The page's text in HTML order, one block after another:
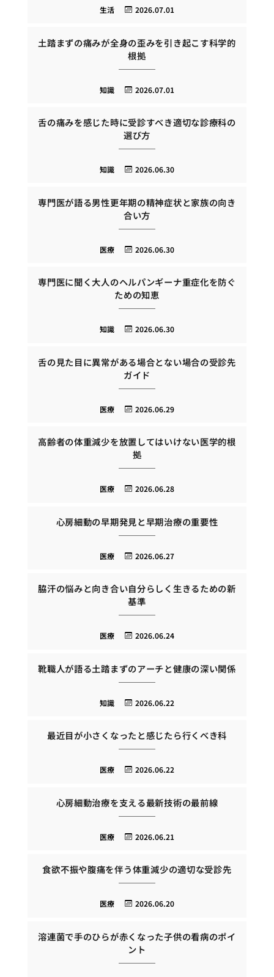
2026.07.01
生活
土踏まずの痛みが全身の歪みを引き起こす科学的
根拠
2026.07.01
知識
舌の痛みを感じた時に受診すべき適切な診療科の
選び方
2026.06.30
知識
専門医が語る男性更年期の精神症状と家族の向き
合い方
2026.06.30
医療
専門医に聞く大人のヘルパンギーナ重症化を防ぐ
ための知恵
2026.06.30
知識
舌の見た目に異常がある場合とない場合の受診先
ガイド
2026.06.29
医療
高齢者の体重減少を放置してはいけない医学的根
拠
2026.06.28
医療
心房細動の早期発見と早期治療の重要性
2026.06.27
医療
脇汗の悩みと向き合い自分らしく生きるための新
基準
2026.06.24
医療
靴職人が語る土踏まずのアーチと健康の深い関係
2026.06.22
知識
最近目が小さくなったと感じたら行くべき科
2026.06.22
医療
心房細動治療を支える最新技術の最前線
2026.06.21
医療
食欲不振や腹痛を伴う体重減少の適切な受診先
2026.06.20
医療
溶連菌で手のひらが赤くなった子供の看病のポイ
ント